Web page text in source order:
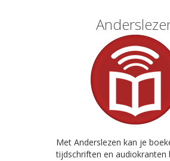
Met Anderslezen kan je
tijdschriften en audiokranten